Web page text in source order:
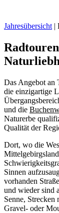
Jahresübersicht|
Das Angebot an
die einzigartige
und die
Naturerbe
Qualität der
Dort, wo die
Sinnen
vorhanden
und wieder sind
Senne,
Gravel- oder